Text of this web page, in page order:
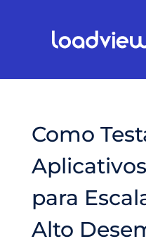
Como
para
Alto